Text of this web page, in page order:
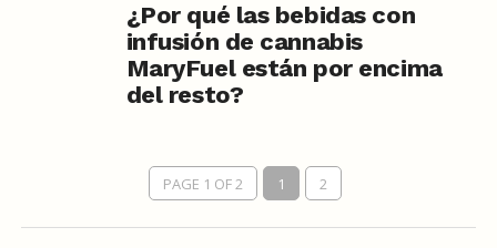
¿Por qué las bebidas con
infusión de cannabis
MaryFuel están por encima
del resto?
PAGE 1 OF 2 1 2